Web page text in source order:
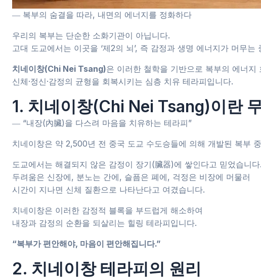
― 복부의 숨결을 따라, 내면의 에너지를 정화하다
우리의 복부는 단순한 소화기관이 아닙니다.
고대 도교에서는 이곳을 ‘제2의 뇌’, 즉 감정과 생명 에너지가 머무는
치네이창(Chi Nei Tsang)은 이러한 철학을 기반으로 복부의 에너지
신체·정신·감정의 균형을 회복시키는 심층 치유 테라피입니다.
1. 치네이창(Chi Nei Tsang)이란
― “내장(內臟)을 다스려 마음을 치유하는 테라피”
치네이창은 약 2,500년 전 중국 도교 수도승들에 의해 개발된 복부
도교에서는 해결되지 않은 감정이 장기(臟器)에 쌓인다고 믿었습니다.
두려움은 신장에, 분노는 간에, 슬픔은 폐에, 걱정은 비장에 머물러
시간이 지나면 신체 질환으로 나타난다고 여겼습니다.
치네이창은 이러한 감정적 블록을 부드럽게 해소하여
내장과 감정의 순환을 되살리는 힐링 테라피입니다.
“복부가 편안해야, 마음이 편안해집니다.”
2. 치네이창 테라피의 원리